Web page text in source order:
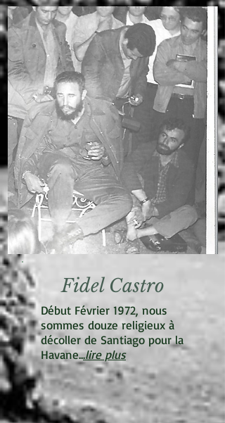
Fidel Castro
Début Février 1972, nous
sommes douze religieux à
décoller de Santiago pour la
Havane...lire plus